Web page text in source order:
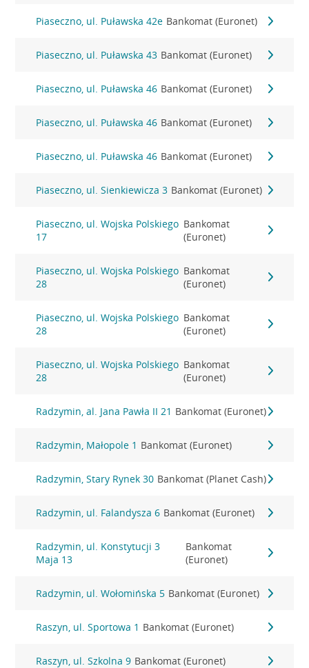
Piaseczno, ul. Puławska 42e Bankomat (Euronet)
Piaseczno, ul. Puławska 43 Bankomat (Euronet)
Piaseczno, ul. Puławska 46 Bankomat (Euronet)
Piaseczno, ul. Puławska 46 Bankomat (Euronet)
Piaseczno, ul. Puławska 46 Bankomat (Euronet)
Piaseczno, ul. Sienkiewicza 3 Bankomat (Euronet)
Piaseczno, ul. Wojska Polskiego
17
Bankomat
(Euronet)
Piaseczno, ul. Wojska Polskiego
28
Bankomat
(Euronet)
Piaseczno, ul. Wojska Polskiego
28
Bankomat
(Euronet)
Piaseczno, ul. Wojska Polskiego
28
Bankomat
(Euronet)
Radzymin, al. Jana Pawła II 21 Bankomat (Euronet)
Radzymin, Małopole 1 Bankomat (Euronet)
Radzymin, Stary Rynek 30 Bankomat (Planet Cash)
Radzymin, ul. Falandysza 6 Bankomat (Euronet)
Radzymin, ul. Konstytucji 3
Maja 13
Bankomat
(Euronet)
Radzymin, ul. Wołomińska 5 Bankomat (Euronet)
Raszyn, ul. Sportowa 1 Bankomat (Euronet)
Raszyn, ul. Szkolna 9 Bankomat (Euronet)